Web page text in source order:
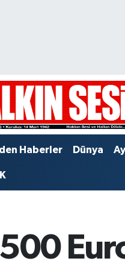
Haberler Dünya